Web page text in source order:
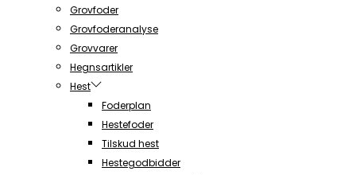
Grovfoder
Grovfoderanalyse
Grovvarer
Hegnsartikler
Hest
Foderplan
Hestefoder
Tilskud hest
Hestegodbidder